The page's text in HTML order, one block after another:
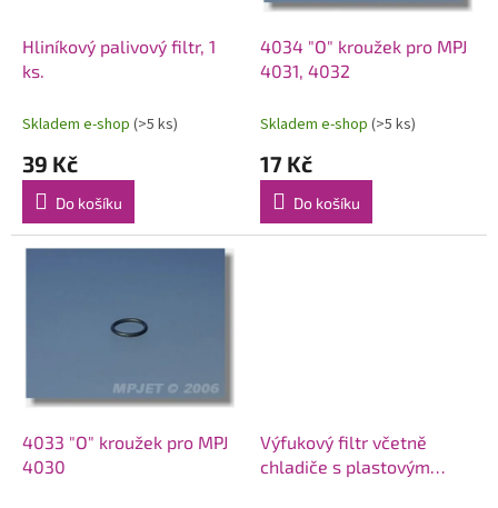
Hliníkový palivový filtr, 1
ks.
Skladem e-shop (>5 ks)
39 Kč
Do košíku
4034 "O" kroužek pro MPJ
4031, 4032
Skladem e-shop (>5 ks)
17 Kč
Do košíku
4033 "O" kroužek pro MPJ
4030
Výfukový filtr včetně
chladiče s plastovým